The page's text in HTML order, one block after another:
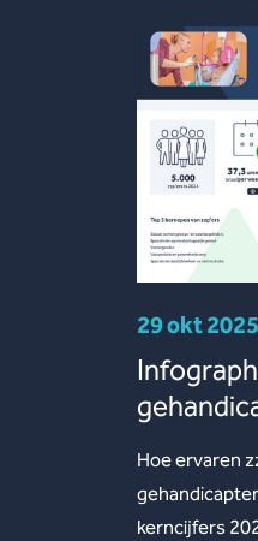
29 okt 2025
Hoe ervaren
kerncijfers